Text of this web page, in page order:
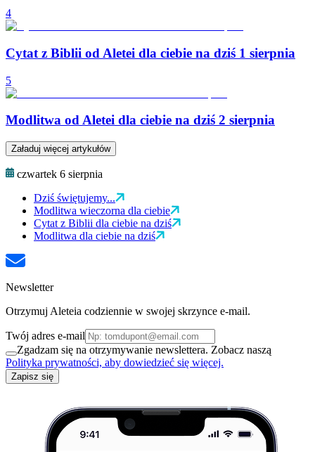
4
Cytat z Biblii od Aletei dla ciebie na dziś 1 sierpnia
5
Modlitwa od Aletei dla ciebie na dziś 2 sierpnia
Załaduj więcej artykułów
czwartek 6 sierpnia
Dziś świętujemy...
Modlitwa wieczorna dla ciebie
Cytat z Biblii dla ciebie na dziś
Modlitwa dla ciebie na dziś
Newsletter
Otrzymuj Aleteia codziennie w swojej skrzynce e-mail.
Twój adres e-mail
Zgadzam się na otrzymywanie newslettera. Zobacz naszą
Polityka prywatności, aby dowiedzieć się więcej.
Zapisz się